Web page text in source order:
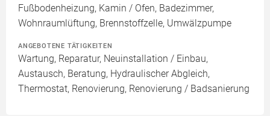
Fußbodenheizung, Kamin / Ofen, Badezimmer,
Wohnraumlüftung, Brennstoffzelle, Umwälzpumpe
ANGEBOTENE TÄTIGKEITEN
Wartung, Reparatur, Neuinstallation / Einbau,
Austausch, Beratung, Hydraulischer Abgleich,
Thermostat, Renovierung, Renovierung / Badsanierung